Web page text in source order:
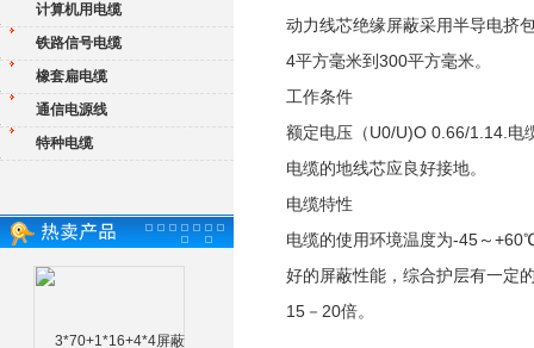
计算机用电缆
铁路信号电缆
橡套扁电缆
通信电源线
特种电缆
动力线芯绝缘屏蔽采用半导电挤
4平方毫米到300平方毫米。
工作条件
额定电压（U0/U)O 0.66/1.14.电
电缆的地线芯应良好接地。
电缆特性
电缆的使用环境温度为-45～
好的屏蔽性能，综合护层有一定
15－20倍。